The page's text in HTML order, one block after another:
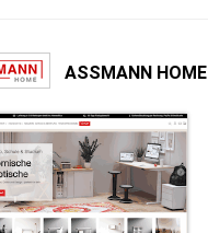
ASSMANN HOME